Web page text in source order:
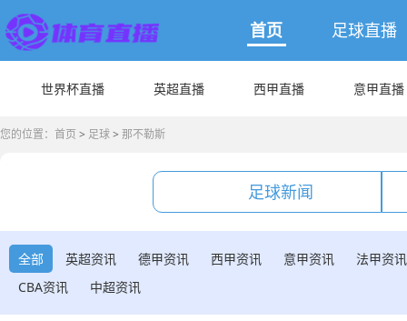
首页 足球直播
世界杯直播 英超直播 西甲直播 意甲直播
您的位置： 首页 > 足球> 那不勒斯
足球新闻
全部 英超资讯 德甲资讯 西甲资讯 意甲资讯
法甲资讯
CBA资讯
中超资讯